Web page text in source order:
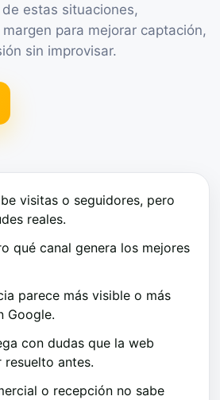
estas situaciones,
para mejorar captación,
sin improvisar.
visitas o seguidores, pero
reales.
qué canal genera los mejores
parece más visible o más
Google.
con dudas que la web
resuelto antes.
o recepción no sabe